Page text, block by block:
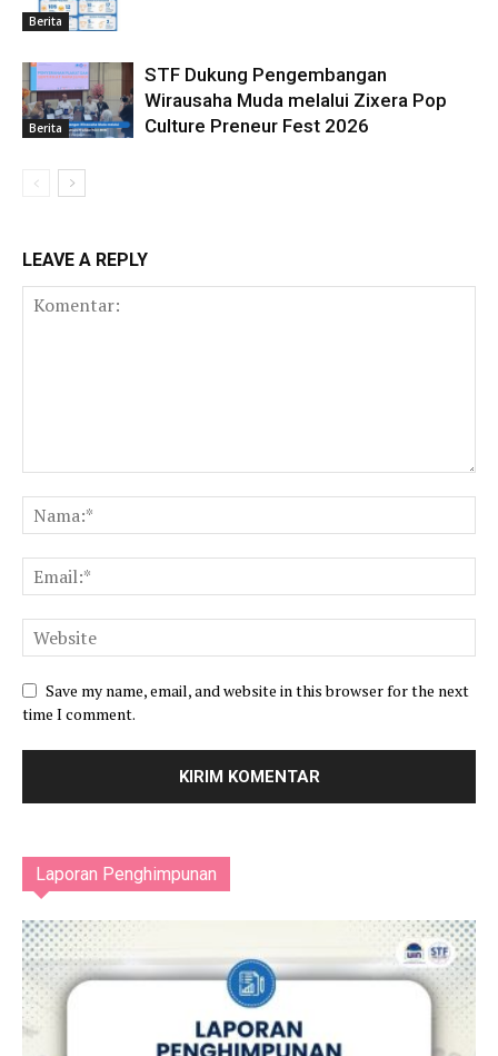
Berita
Berita
STF Dukung Pengembangan
Wirausaha Muda melalui Zixera Pop
Culture Preneur Fest 2026
LEAVE A REPLY
Save my name, email, and website in this browser for the next
time I comment.
Laporan Penghimpunan